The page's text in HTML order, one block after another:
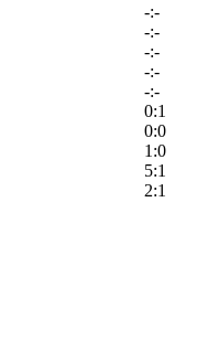
-:-
-:-
-:-
-:-
-:-
0:1
0:0
1:0
5:1
2:1